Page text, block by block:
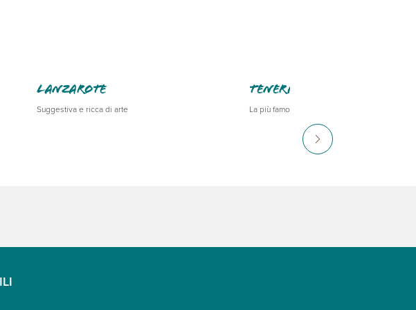
Lanzarote
Suggestiva e ricca di arte
Tenerife
La più famosa e glamour